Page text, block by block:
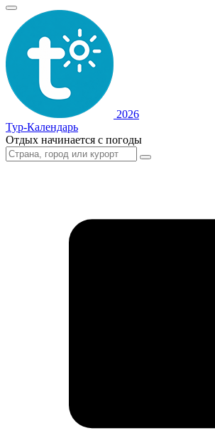
2026
Тур-Календарь
Отдых начинается с погоды